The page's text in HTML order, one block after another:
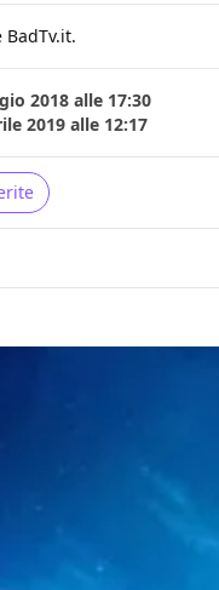
BadTv.it.
2018 alle 17:30
2019 alle 12:17